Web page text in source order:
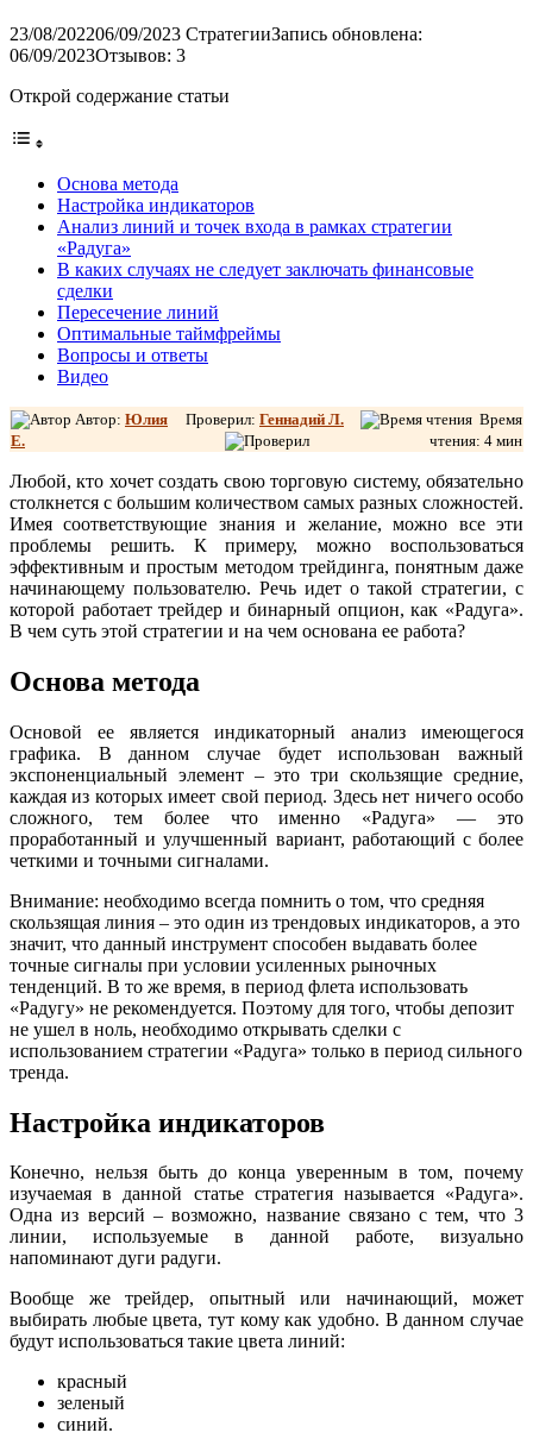
23/08/202206/09/2023 СтратегииЗапись обновлена:
06/09/2023Отзывов: 3
Открой содержание статьи
Основа метода
Настройка индикаторов
Анализ линий и точек входа в рамках стратегии
«Радуга»
В каких случаях не следует заключать финансовые
сделки
Пересечение линий
Оптимальные таймфреймы
Вопросы и ответы
Видео
Автор: Юлия
Е.
Проверил: Геннадий Л.
Время
чтения: 4 мин
Любой, кто хочет создать свою торговую систему, обязательно
столкнется с большим количеством самых разных сложностей.
Имея соответствующие знания и желание, можно все эти
проблемы решить. К примеру, можно воспользоваться
эффективным и простым методом трейдинга, понятным даже
начинающему пользователю. Речь идет о такой стратегии, с
которой работает трейдер и бинарный опцион, как «Радуга».
В чем суть этой стратегии и на чем основана ее работа?
Основа метода
Основой ее является индикаторный анализ имеющегося
графика. В данном случае будет использован важный
экспоненциальный элемент – это три скользящие средние,
каждая из которых имеет свой период. Здесь нет ничего особо
сложного, тем более что именно «Радуга» — это
проработанный и улучшенный вариант, работающий с более
четкими и точными сигналами.
Внимание: необходимо всегда помнить о том, что средняя
скользящая линия – это один из трендовых индикаторов, а это
значит, что данный инструмент способен выдавать более
точные сигналы при условии усиленных рыночных
тенденций. В то же время, в период флета использовать
«Радугу» не рекомендуется. Поэтому для того, чтобы депозит
не ушел в ноль, необходимо открывать сделки с
использованием стратегии «Радуга» только в период сильного
тренда.
Настройка индикаторов
Конечно, нельзя быть до конца уверенным в том, почему
изучаемая в данной статье стратегия называется «Радуга».
Одна из версий – возможно, название связано с тем, что 3
линии, используемые в данной работе, визуально
напоминают дуги радуги.
Вообще же трейдер, опытный или начинающий, может
выбирать любые цвета, тут кому как удобно. В данном случае
будут использоваться такие цвета линий:
красный
зеленый
синий.